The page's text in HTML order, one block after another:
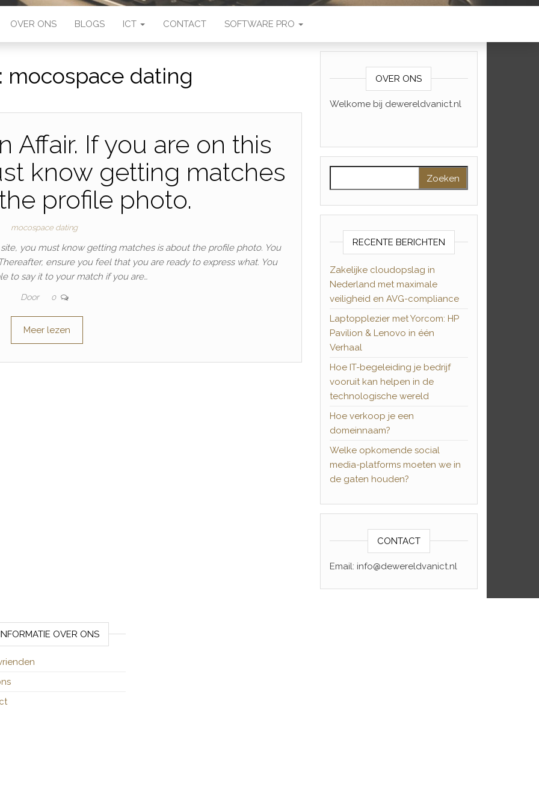
OVER ONS BLOGS ICT CONTACT SOFTWARE PRO
mocospace dating
Affair. If you are on this
know getting matches
profile photo.
mocospace dating
you must know getting matches is about the profile photo. You
ensure you feel that you are ready to express what. You
to say it to your match if you are…
Door 0
Meer lezen
OVER ONS
Welkome bij dewereldvanict.nl
RECENTE BERICHTEN
Zakelijke cloudopslag in
Nederland met maximale
veiligheid en AVG-compliance
Laptopplezier met Yorcom: HP
Pavilion & Lenovo in één
Verhaal
Hoe IT-begeleiding je bedrijf
vooruit kan helpen in de
technologische wereld
Hoe verkoop je een
domeinnaam?
Welke opkomende social
media-platforms moeten we in
de gaten houden?
CONTACT
Email: info@dewereldvanict.nl
OVER ONS